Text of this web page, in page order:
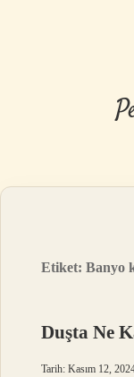
Etiket:Banyo
Duşta Ne
Tarih: Kasım 12,